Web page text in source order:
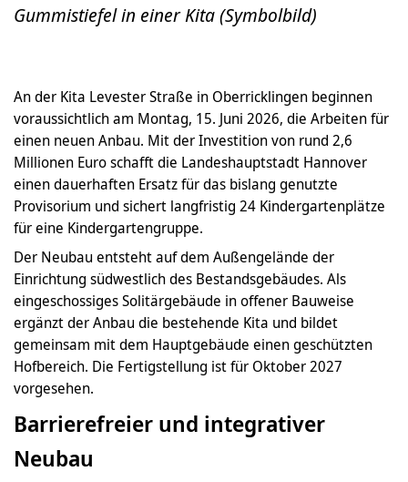
Gummistiefel in einer Kita (Symbolbild)
An der Kita Levester Straße in Oberricklingen beginnen
voraussichtlich am Montag, 15. Juni 2026, die Arbeiten für
einen neuen Anbau. Mit der Investition von rund 2,6
Millionen Euro schafft die Landeshauptstadt Hannover
einen dauerhaften Ersatz für das bislang genutzte
Provisorium und sichert langfristig 24 Kindergartenplätze
für eine Kindergartengruppe.
Der Neubau entsteht auf dem Außengelände der
Einrichtung südwestlich des Bestandsgebäudes. Als
eingeschossiges Solitärgebäude in offener Bauweise
ergänzt der Anbau die bestehende Kita und bildet
gemeinsam mit dem Hauptgebäude einen geschützten
Hofbereich. Die Fertigstellung ist für Oktober 2027
vorgesehen.
Barrierefreier und integrativer
Neubau